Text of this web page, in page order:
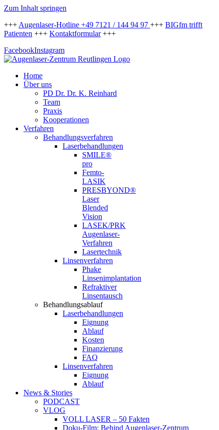
Zum Inhalt springen
+++ Augenlaser-Hotline +49 7121 / 144 94 97 +++ BIGfm trifft
Patienten +++ Kontaktformular+++
FacebookInstagram
Home
Über uns
PD Dr. Dr. K. Reinhard
Team
Praxis
Kooperationen
Verfahren
Behandlungsverfahren
Laserbehandlungen
SMILE®
pro
Femto-
LASIK
PRESBYOND®
Laser
Blended
Vision
LASEK/PRK
Augenlaser-
Verfahren
Lasertechnik
Linsenverfahren
Phake
Linsenimplantation
Refraktiver
Linsentausch
Behandlungsablauf
Laserbehandlungen
Eignung
Ablauf
Kosten
Finanzierung
FAQ
Linsenverfahren
Eignung
Ablauf
News & Stories
PODCAST
VLOG
VOLL LASER – 50 Fakten
Doku-Film: Behind Augenlaser-Zentrum